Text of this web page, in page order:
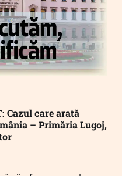
Cazul care arată
– Primăria Lugoj,